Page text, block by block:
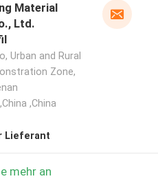
Material
Ltd.
Urban and Rural
Zone,
,China
Lieferant
mehr an